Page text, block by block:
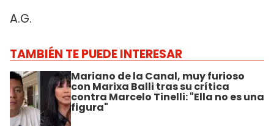
A.G.
TAMBIÉN TE PUEDE INTERESAR
Mariano de la Canal, muy furioso
con Marixa Balli tras su crítica
contra Marcelo Tinelli: "Ella no es una
figura"